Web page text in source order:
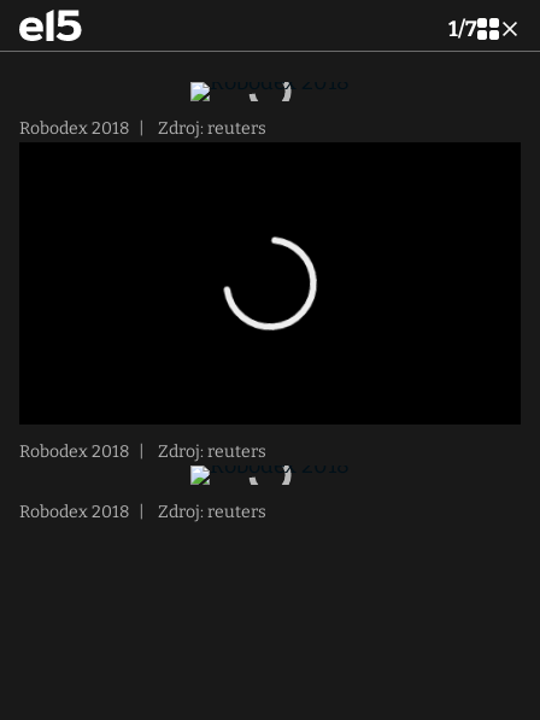
1/7
Robodex 2018 Zdroj: reuters
Robodex 2018 Zdroj: reuters
Robodex 2018 Zdroj: reuters